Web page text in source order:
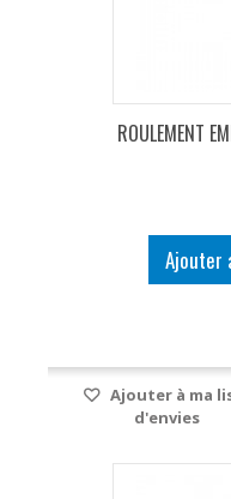
ROULEMENT
Ajouter
Ajouter à ma
d'envies